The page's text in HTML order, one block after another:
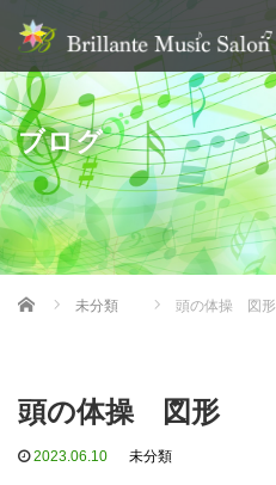
ブログ
Home 未分類 頭の体操 図形
頭の体操 図形
2023.06.10 未分類